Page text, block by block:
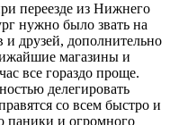
переезде из Нижнего
нужно было звать на
друзей, дополнительно
магазины и
все гораздо проще.
делегировать
со всем быстро и
паники и огромного